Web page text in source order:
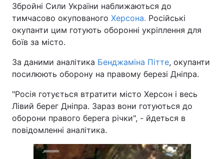
Збройні Сили України наближаються до
тимчасово окупованого Херсона. Російські
окупанти цим готують оборонні укріплення для
боїв за місто.
За даними аналітика Бенджаміна Пітте, окупанти
посилюють оборону на правому березі Дніпра.
"Росія готується втратити місто Херсон і весь
Лівий берег Дніпра. Зараз вони готуються до
оборони правого берега річки", - йдеться в
повідомленні аналітика.